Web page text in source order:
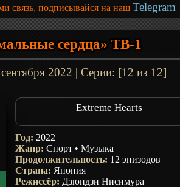
связь, подписывайся на наш Telegram
сердца» ТВ-1
2022 | Серии: [12 из 12]
Extreme Hearts
Год: 2022
Жанр:Спорт •Музыка
Продолжительность: 12 эпизодов
Страна: Япония
Режиссёр: Дзюндзи Нисимура